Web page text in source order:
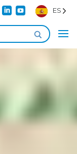
  ES